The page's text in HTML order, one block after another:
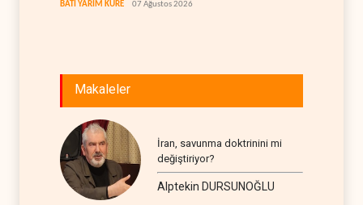
BATI YARIM KÜRE 07 Ağustos 2026
Makaleler
İran, savunma doktrinini mi
değiştiriyor?
Alptekin DURSUNOĞLU